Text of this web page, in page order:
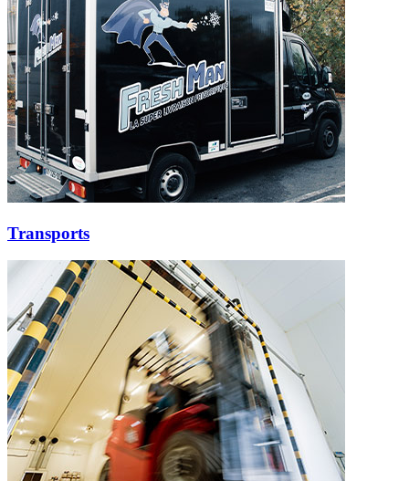
Transports